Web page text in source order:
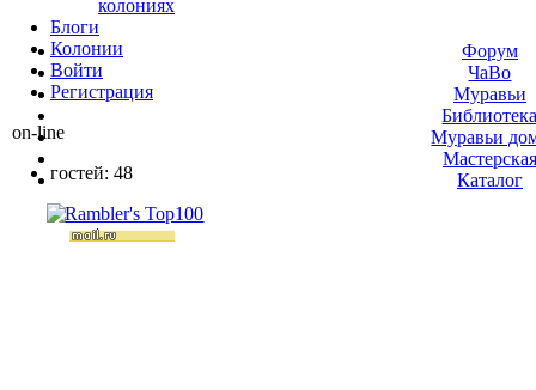
колониях
Блоги
Колонии
Войти
Peгиcтpaция
on-line
гостей: 48
Форум
ЧаВо
Муравьи
Муравьи
Мастерская
Каталог